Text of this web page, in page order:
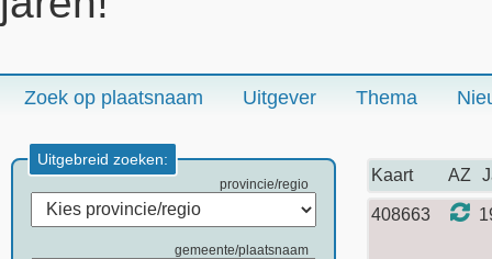
Zoek op plaatsnaam Uitgever Thema
Uitgebreid zoeken:
provincie/regio
gemeente/plaatsnaam
Kaart AZ
408663